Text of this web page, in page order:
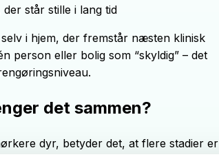
står stille i lang tid
i hjem, der fremstår næsten klinisk
person eller bolig som “skyldig” – det
det sammen?
dyr, betyder det, at flere stadier er
at skægkræene får lov at gennemføre